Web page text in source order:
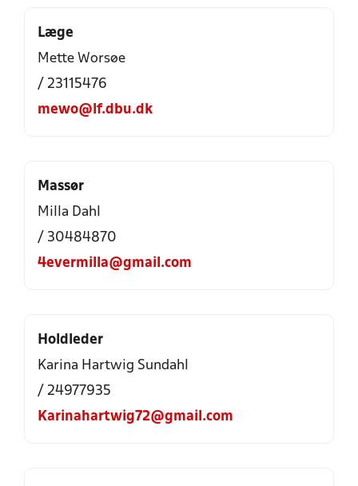
Læge
Mette Worsøe
/ 23115476
mewo@lf.dbu.dk
Massør
Milla Dahl
/ 30484870
4evermilla@gmail.com
Holdleder
Karina Hartwig Sundahl
/ 24977935
Karinahartwig72@gmail.com